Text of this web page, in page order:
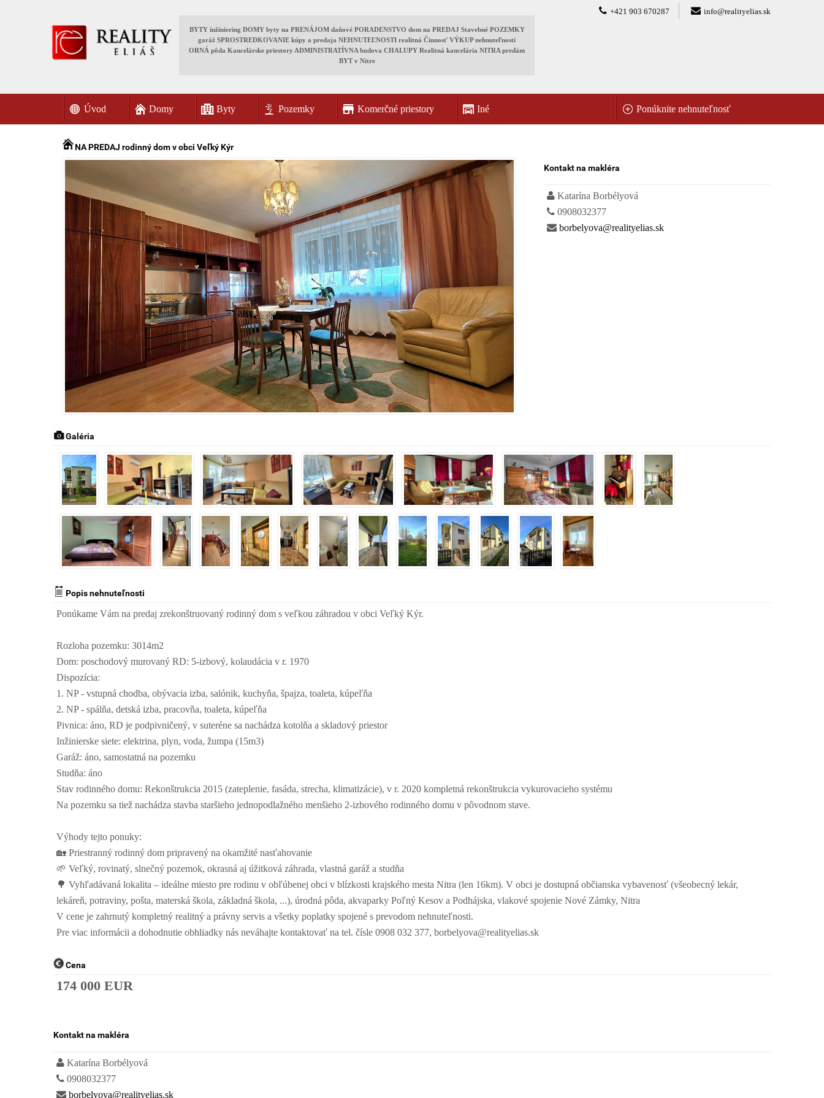
BYTY inžiniering DOMY byty na PRENÁJOM daňové PORADENSTVO dom na PREDAJ Stavebné POZEMKY
garáž SPROSTREDKOVANIE kúpy a predaja NEHNUTEĽNOSTI realitná Činnosť VÝKUP nehnuteľností
ORNÁ pôda Kancelárske priestory ADMINISTRATÍVNA budova CHALUPY Realitná kancelária NITRA predám
BYT v Nitre
info@realityelias.sk
+421 903 670287
Úvod Domy Byty Pozemky Komerčné priestory Iné Ponúknite nehnuteľnosť
NA PREDAJ rodinný dom v obci Veľký Kýr
Kontakt na makléra
Katarína Borbélyová
0908032377
borbelyova@realityelias.sk
Galéria
Popis nehnuteľnosti
Ponúkame Vám na predaj zrekonštruovaný rodinný dom s veľkou záhradou v obci Veľký Kýr.
Rozloha pozemku: 3014m2
Dom: poschodový murovaný RD: 5-izbový, kolaudácia v r. 1970
Dispozícia:
1. NP - vstupná chodba, obývacia izba, salónik, kuchyňa, špajza, toaleta, kúpeľňa
2. NP - spálňa, detská izba, pracovňa, toaleta, kúpeľňa
Pivnica: áno, RD je podpivničený, v suteréne sa nachádza kotolňa a skladový priestor
Inžinierske siete: elektrina, plyn, voda, žumpa (15m3)
Garáž: áno, samostatná na pozemku
Studňa: áno
Stav rodinného domu: Rekonštrukcia 2015 (zateplenie, fasáda, strecha, klimatizácie), v r. 2020 kompletná rekonštrukcia vykurovacieho systému
Na pozemku sa tiež nachádza stavba staršieho jednopodlažného menšieho 2-izbového rodinného domu v pôvodnom stave.
Výhody tejto ponuky:
🏡 Priestranný rodinný dom pripravený na okamžité nasťahovanie
🌱 Veľký, rovinatý, slnečný pozemok, okrasná aj úžitková záhrada, vlastná garáž a studňa
🌳 Vyhľadávaná lokalita – ideálne miesto pre rodinu v obľúbenej obci v blízkosti krajského mesta Nitra (len 16km). V obci je dostupná občianska vybavenosť (všeobecný lekár,
lekáreň, potraviny, pošta, materská škola, základná škola, ...), úrodná pôda, akvaparky Poľný Kesov a Podhájska, vlakové spojenie Nové Zámky, Nitra
V cene je zahrnutý kompletný realitný a právny servis a všetky poplatky spojené s prevodom nehnuteľnosti.
Pre viac informácii a dohodnutie obhliadky nás neváhajte kontaktovať na tel. čísle 0908 032 377, borbelyova@realityelias.sk
Cena
174 000 EUR
Kontakt na makléra
Katarína Borbélyová
0908032377
borbelyova@realityelias.sk